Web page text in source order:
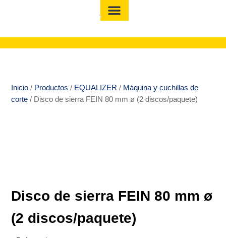
Inicio / Productos / EQUALIZER / Máquina y cuchillas de
corte / Disco de sierra FEIN 80 mm ø (2 discos/paquete)
Disco de sierra FEIN 80 mm ø
(2 discos/paquete)